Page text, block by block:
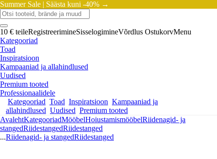
Summer Sale | Säästa kuni -40% →
10 € teileRegistreerimineSisselogimineVõrdlus OstukorvMenu
Kategooriad
Toad
Inspiratsioon
Kampaaniad ja allahindlused
Uudised
Premium tooted
Professionaalidele
Kategooriad Toad Inspiratsioon Kampaaniad ja
allahindlused Uudised Premium tooted
AvalehtKategooriadMööbelHoiustamismööbelRiidenagid- ja
stangedRiidestangedRiidestanged
...Riidenagid- ja stangedRiidestanged